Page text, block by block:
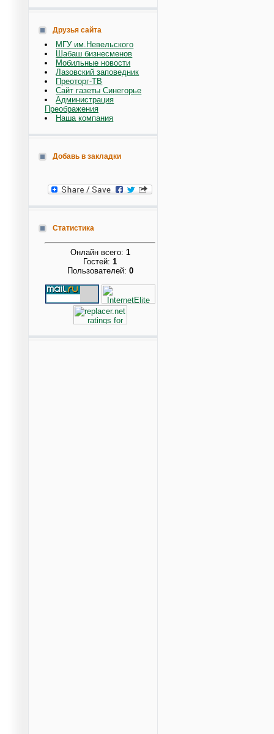
Друзья сайта
МГУ им.Невельского
Шабаш бизнесменов
Мобильные новости
Лазовский заповедник
Преоторг-ТВ
Сайт газеты Синегорье
Администрация
Преображения
Наша компания
Добавь в закладки
Статистика
Онлайн всего: 1
Гостей: 1
Пользователей: 0